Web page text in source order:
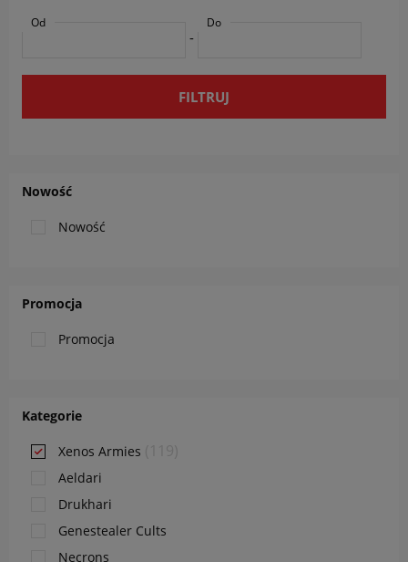
Nowość
Nowość
Promocja
Promocja
Kategorie
Xenos Armies
Aeldari
Drukhari
Genestealer Cults
Necrons
Od
-
Do
FILTRUJ